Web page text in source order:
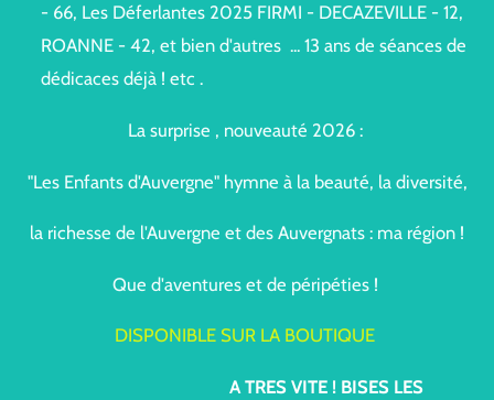
- 66, Les Déferlantes 2025 FIRMI - DECAZEVILLE - 12,
ROANNE - 42, et bien d'autres ... 13 ans de séances de
dédicaces déjà ! etc .
La surprise , nouveauté 2026 :
"Les Enfants d'Auvergne" hymne à la beauté, la diversité,
la richesse de l'Auvergne et des Auvergnats : ma région !
Que d'aventures et de péripéties !
DISPONIBLE SUR LA BOUTIQUE
A TRES VITE ! BISES LES